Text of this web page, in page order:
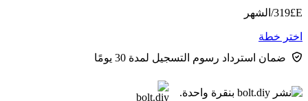
E£
319/الشهر
اختر خطة
ضمان استرداد رسوم التسجيل لمدة 30 يومًا